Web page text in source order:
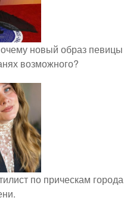
новый образ певицы
возможного?
по прическам города